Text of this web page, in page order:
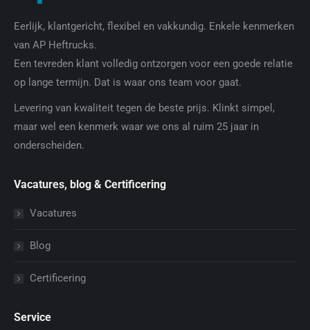
Eerlijk, klantgericht, flexibel en vakkundig. Enkele kenmerken
van AP Heftrucks.
Een tevreden klant volledig ontzorgen voor een goede relatie
op lange termijn. Dat is waar ons team voor gaat.
Levering van kwaliteit tegen de beste prijs. Klinkt simpel,
maar wel een kenmerk waar we ons al ruim 25 jaar in
onderscheiden.
Vacatures, blog & Certificering
Vacatures
Blog
Certificering
Service